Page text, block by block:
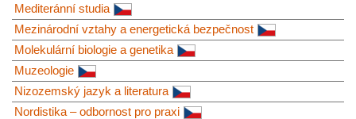
Mediteránní studia
Mezinárodní vztahy a energetická bezpečnost
Molekulární biologie a genetika
Muzeologie
Nizozemský jazyk a literatura
Nordistika – odbornost pro praxi